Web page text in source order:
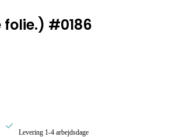
#0186

Levering 1-4 arbejdsdage